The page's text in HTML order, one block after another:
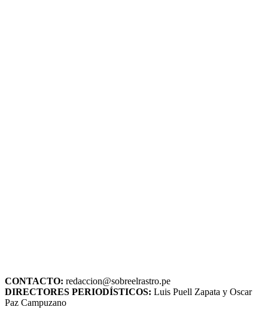
CONTACTO: redaccion@sobreelrastro.pe
DIRECTORES PERIODÍSTICOS: Luis Puell Zapata y Oscar
Paz Campuzano